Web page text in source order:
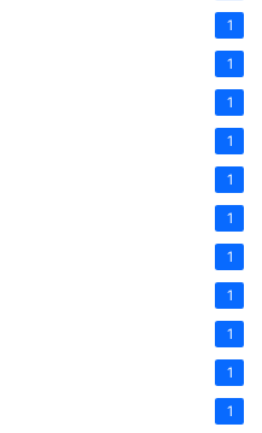
1
1
1
1
1
1
1
1
1
1
1